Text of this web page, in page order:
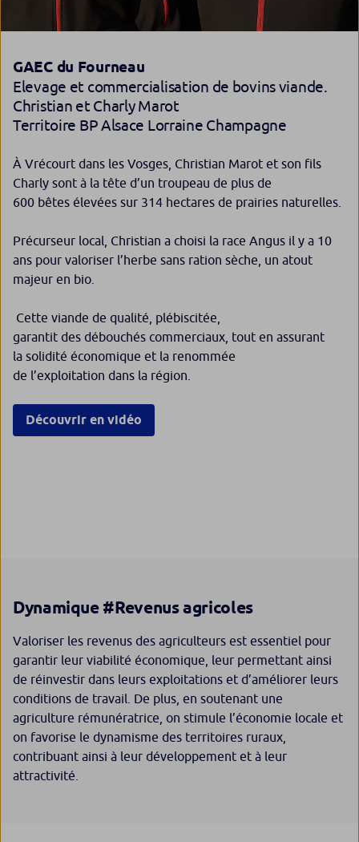
GAEC du Fourneau
Elevage et commercialisation de bovins viande.
Christian et Charly Marot
Territoire BP Alsace Lorraine Champagne
À Vrécourt dans les Vosges, Christian Marot et son fils
Charly sont à la tête d’un troupeau de plus de
600 bêtes élevées sur 314 hectares de prairies naturelles.
Précurseur local, Christian a choisi la race Angus il y a 10
ans pour valoriser l’herbe sans ration sèche, un atout
majeur en bio.
Cette viande de qualité, plébiscitée,
garantit des débouchés commerciaux, tout en assurant
la solidité économique et la renommée
de l’exploitation dans la région.
Découvrir en vidéo
Dynamique #Revenus agricoles
Valoriser les revenus des agriculteurs est essentiel pour
garantir leur viabilité économique, leur permettant ainsi
de réinvestir dans leurs exploitations et d’améliorer leurs
conditions de travail. De plus, en soutenant une
agriculture rémunératrice, on stimule l’économie locale et
on favorise le dynamisme des territoires ruraux,
contribuant ainsi à leur développement et à leur
attractivité.